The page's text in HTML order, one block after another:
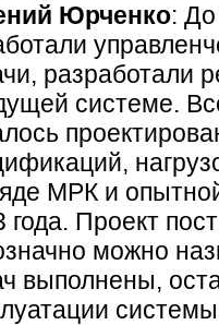
Юрченко:
разработали
системе.
МРК и
года. Проект
можно
выполнены,